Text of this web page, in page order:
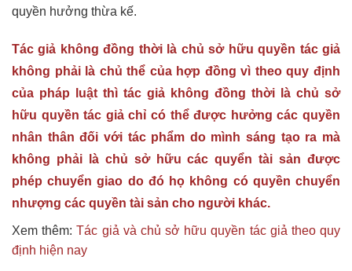
quyền hưởng thừa kế.
Tác giả không đồng thời là chủ sở hữu quyền tác giả
không phải là chủ thể của hợp đồng vì theo quy định
của pháp luật thì tác giả không đồng thời là chủ sở
hữu quyền tác giả chỉ có thể được hưởng các quyền
nhân thân đối với tác phẩm do mình sáng tạo ra mà
không phải là chủ sở hữu các quyển tài sản được
phép chuyển giao do đó họ không có quyền chuyển
nhượng các quyền tài sản cho người khác.
Xem thêm:Tác giả và chủ sở hữu quyền tác giả theo quy
định hiện nay